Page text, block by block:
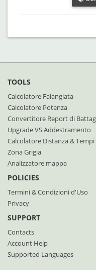
TOOLS
Calcolatore Falangiata
Calcolatore Potenza
Convertitore Report di
Upgrade VS Addestramento
Calcolatore Distanza & Tempi
Zona Grigia
Analizzatore mappa
POLICIES
Termini & Condizioni d'Uso
Privacy
SUPPORT
Contacts
Account Help
Supported Languages